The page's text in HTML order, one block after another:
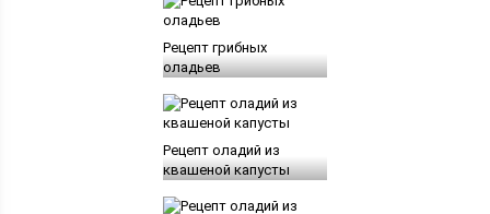
Рецепт грибных
оладьев
Рецепт оладий из
квашеной капусты